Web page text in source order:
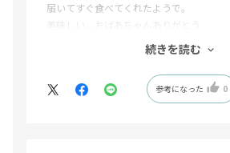
届いてすぐ食べてくれたようで。
美味しい、おばあちゃんありがとう
って動画が届きうれしくなりました。
今年は、なんとカワイイお口から
モゴモゴと皮を出せるようにもなりまして
成長を感じました。小さなお口とお手々に
続きを読む
参考になった 0